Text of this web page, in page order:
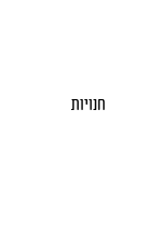
חנויות